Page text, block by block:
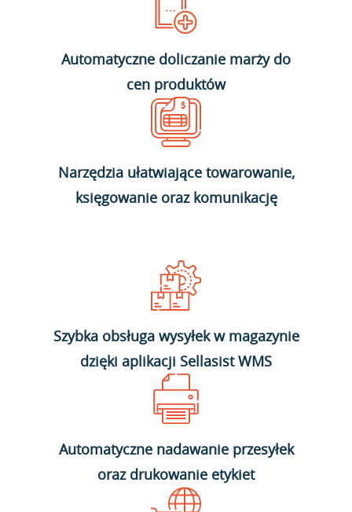
Automatyczne doliczanie marży do
cen produktów
Narzędzia ułatwiające towarowanie,
księgowanie oraz komunikację
Szybka obsługa wysyłek w magazynie
dzięki aplikacji Sellasist WMS
Automatyczne nadawanie przesyłek
oraz drukowanie etykiet